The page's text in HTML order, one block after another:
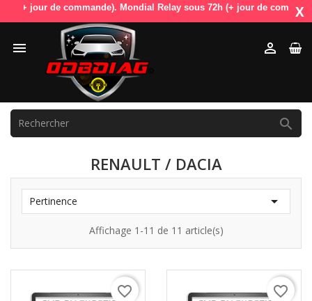
de commande). Mondial Relay sous 72h (+ jour de commande).X
 

RENAULT / DACIA
Pertinence 
Affichage 1-11 de 11 article(s)
favorite_border favorite_border